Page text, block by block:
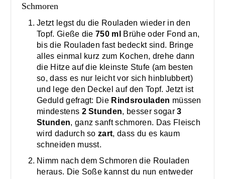
Schmoren
Jetzt legst du die Rouladen wieder in den
Topf. Gieße die750 ml
Brühe oder Fond an,
bis die Rouladen fast bedeckt sind. Bringe
alles einmal kurz zum Kochen, drehe dann
die Hitze auf die kleinste Stufe (am besten
so, dass es nur leicht vor sich hinblubbert)
und lege den Deckel auf den Topf. Jetzt ist
Geduld gefragt: Die Rindsrouladen müssen
mindestens 2 Stunden, besser sogar3
Stunden, ganz sanft schmoren. Das Fleisch
wird dadurch sozart, dass du es kaum
schneiden musst.
Nimm nach dem Schmoren die Rouladen
heraus. Die Soße kannst du nun entweder